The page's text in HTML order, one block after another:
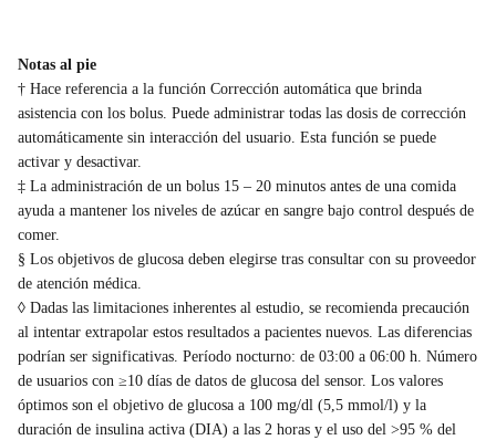
Notas al pie
† Hace referencia a la función Corrección automática que brinda
asistencia con los bolus. Puede administrar todas las dosis de corrección
automáticamente sin interacción del usuario. Esta función se puede
activar y desactivar.
‡ La administración de un bolus 15 – 20 minutos antes de una comida
ayuda a mantener los niveles de azúcar en sangre bajo control después de
comer.
§ Los objetivos de glucosa deben elegirse tras consultar con su proveedor
de atención médica.
◊ Dadas las limitaciones inherentes al estudio, se recomienda precaución
al intentar extrapolar estos resultados a pacientes nuevos. Las diferencias
podrían ser significativas. Período nocturno: de 03:00 a 06:00 h. Número
de usuarios con ≥10 días de datos de glucosa del sensor. Los valores
óptimos son el objetivo de glucosa a 100 mg/dl (5,5 mmol/l) y la
duración de insulina activa (DIA) a las 2 horas y el uso del >95 % del